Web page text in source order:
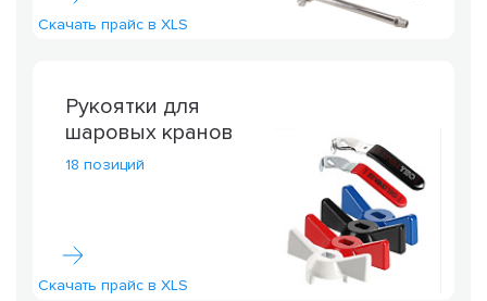
Скачать прайс в XLS
Рукоятки для
шаровых кранов
18 позиций
Скачать прайс в XLS